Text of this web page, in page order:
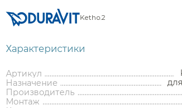
Ketho.2
Характеристики
Артикул
Назначение
Производитель
Монтаж